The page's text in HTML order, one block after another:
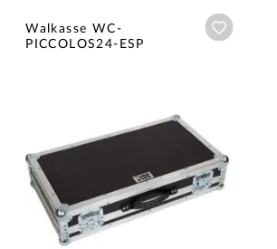
Añadir a wishlist
Walkasse WC-
PICCOLOS24-ESP